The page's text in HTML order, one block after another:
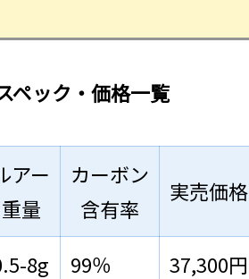
ペック・価格一覧
アー
重量
カーボン
含有率
実売価格
8g 99％
37,300円